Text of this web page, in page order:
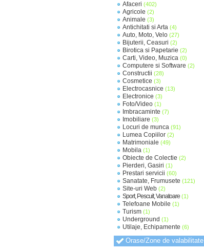
Afaceri (402)
Agricole (2)
Animale (3)
Antichitati si Arta (4)
Auto, Moto, Velo (27)
Bijuterii, Ceasuri (2)
Birotica si Papetarie (2)
Carti, Video, Muzica (0)
Computere si Software (2)
Constructii (28)
Cosmetice (3)
Electrocasnice (13)
Electronice (3)
Foto/Video (1)
Imbracaminte (7)
Imobiliare (3)
Locuri de munca (91)
Lumea Copiilor (2)
Matrimoniale (49)
Mobila (1)
Obiecte de Colectie (2)
Pierderi, Gasiri (1)
Prestari servicii (60)
Sanatate, Frumusete (121)
Site-uri Web (2)
Sport, Pescuit, Vanatoare (1)
Telefoane Mobile (1)
Turism (1)
Underground (1)
Utilaje, Echipamente (6)
Orase/Zone de valabilitate